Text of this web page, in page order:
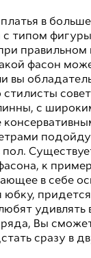
в
типом
фасон
вы
с
пол.
к
в себе
удивлять
Вы
сразу в